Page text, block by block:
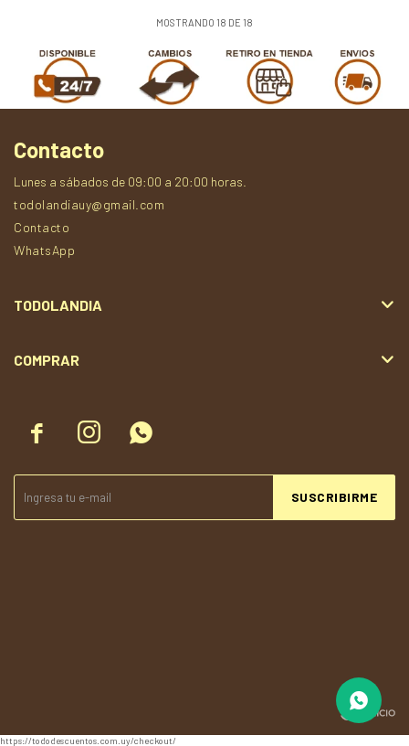
MOSTRANDO 18 DE 18
  
SUSCRIBIRME
Contacto
Lunes a sábados de 09:00 a 20:00 horas.
todolandiauy@gmail.com
Contacto
WhatsApp
TODOLANDIA
COMPRAR
https://tododescuentos.com.uy/checkout/